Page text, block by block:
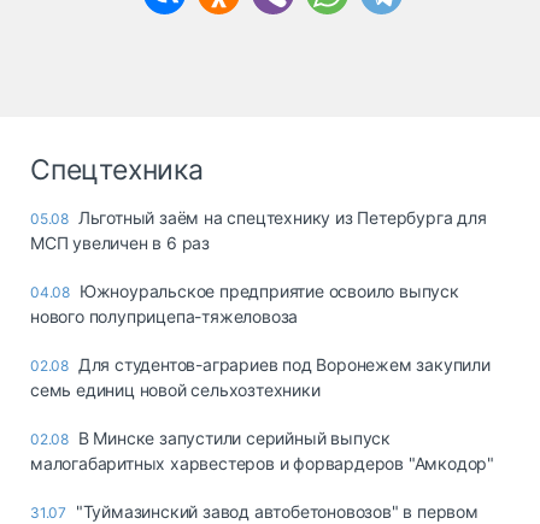
Спецтехника
05.08 Льготный заём на спецтехнику из Петербурга для
МСП увеличен в 6 раз
04.08 Южноуральское предприятие освоило выпуск
нового полуприцепа-тяжеловоза
02.08 Для студентов-аграриев под Воронежем закупили
семь единиц новой сельхозтехники
02.08 В Минске запустили серийный выпуск
малогабаритных харвестеров и форвардеров "Амкодор"
31.07
"Туймазинский завод автобетоновозов" в первом